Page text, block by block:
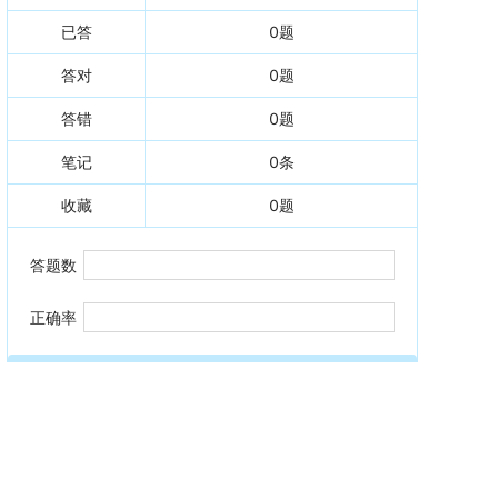
已答 0题
答对 0题
答错 0题
笔记 0条
收藏 0题
答题数
正确率